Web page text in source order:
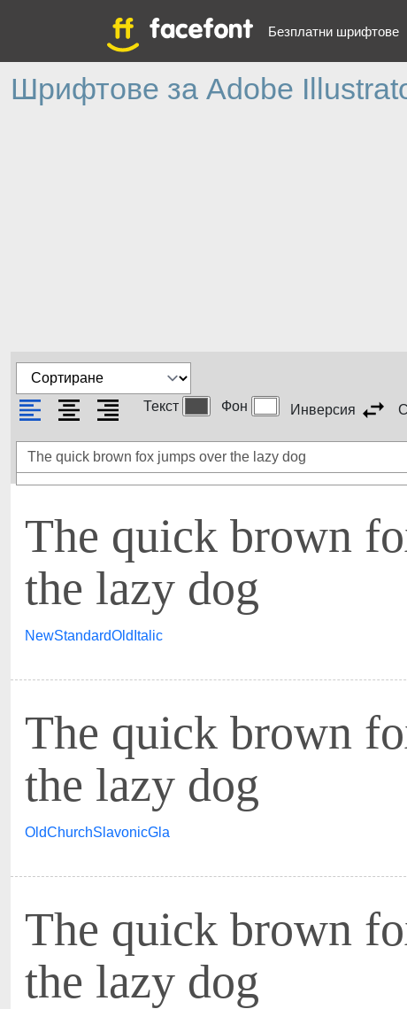
Безплатни шрифтове
Шрифтове за Adobe
Текст Фон Инверсия
The quick brown
the lazy dog
NewStandardOldItalic
The quick brown
the lazy dog
OldChurchSlavonicGla
The quick brown
the lazy dog